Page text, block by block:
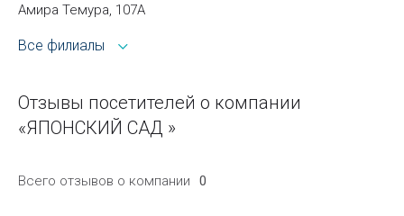
Амира Темура, 107А
Все филиалы
Отзывы посетителей о компании
«ЯПОНСКИЙ САД »
Всего отзывов о компании 0